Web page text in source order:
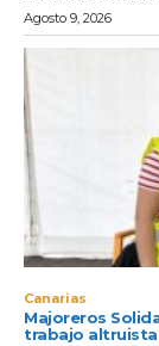
Agosto 9, 2026
Canarias
Majoreros
trabajo